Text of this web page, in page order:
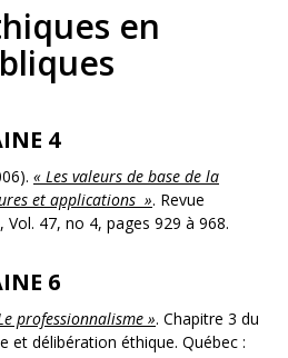
en
4
« Les valeurs de base de la
et applications ». Revue
47, no 4, pages 929 à 968.
6
professionnalisme ». Chapitre 3 du
et délibération éthique. Québec :